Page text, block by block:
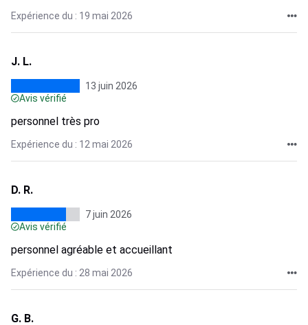
Expérience du : 19 mai 2026
J. L.
13 juin 2026
Avis vérifié
personnel très pro
Expérience du : 12 mai 2026
D. R.
7 juin 2026
Avis vérifié
personnel agréable et accueillant
Expérience du : 28 mai 2026
G. B.